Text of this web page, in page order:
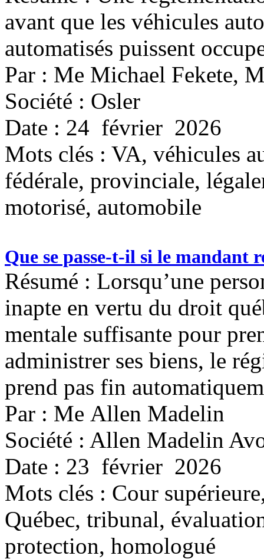
avant que les véhicules
automatisés puissent
Par : Me Michael Fekete,
Société : Osler
Date : 24 février 2026
Mots clés : VA, véhicules
fédérale, provinciale,
motorisé, automobile
Que se passe-t-il si le mandant
Résumé : Lorsqu’une
inapte en vertu du droit
mentale suffisante pour
administrer ses biens, le
prend pas fin
Par : Me Allen Madelin
Société : Allen Madelin
Date : 23 février 2026
Mots clés : Cour
Québec, tribunal,
protection, homologué